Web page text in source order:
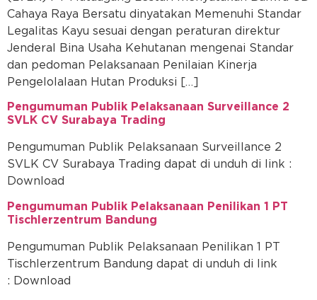
Cahaya Raya Bersatu dinyatakan Memenuhi Standar
Legalitas Kayu sesuai dengan peraturan direktur
Jenderal Bina Usaha Kehutanan mengenai Standar
dan pedoman Pelaksanaan Penilaian Kinerja
Pengelolalaan Hutan Produksi […]
Pengumuman Publik Pelaksanaan Surveillance 2
SVLK CV Surabaya Trading
Pengumuman Publik Pelaksanaan Surveillance 2
SVLK CV Surabaya Trading dapat di unduh di link :
Download
Pengumuman Publik Pelaksanaan Penilikan 1 PT
Tischlerzentrum Bandung
Pengumuman Publik Pelaksanaan Penilikan 1 PT
Tischlerzentrum Bandung dapat di unduh di link
: Download